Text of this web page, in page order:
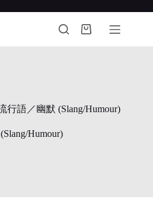
Shopping
行語／幽默 (Slang/Humour)
Humour)